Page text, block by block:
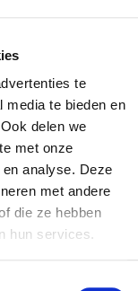
te
media te bieden en
delen we
met onze
analyse. Deze
met andere
die ze hebben
hun services.